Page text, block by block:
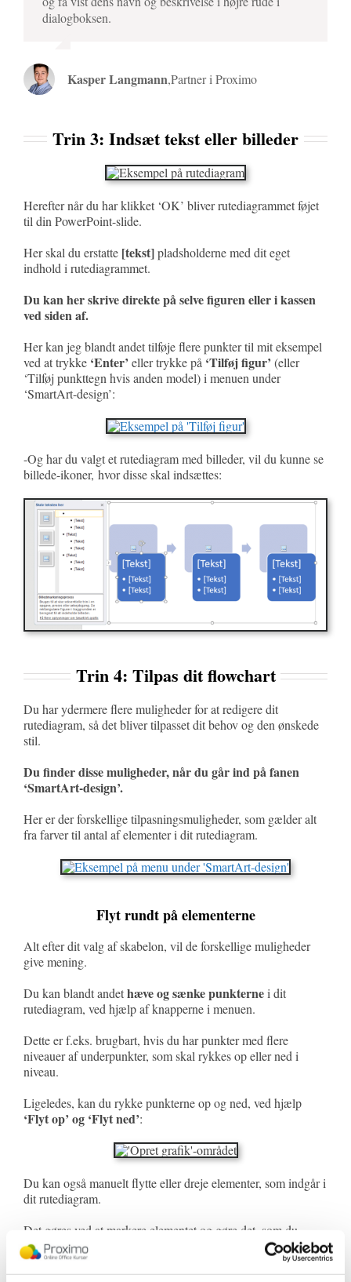
dialogboksen.
Kasper Langmann,Partner i Proximo
Trin 3: Indsæt tekst eller billeder
Herefter når du har klikket ‘OK’ bliver rutediagrammet føjet
til din PowerPoint-slide.
Her skal du erstatte [tekst]pladsholderne med dit eget
indhold i rutediagrammet.
Du kan her skrive direkte på selve figuren eller i kassen
ved siden af.
Her kan jeg blandt andet tilføje flere punkter til mit eksempel
ved at trykke ‘Enter’ eller trykke på ‘Tilføj figur’ (eller
‘Tilføj punkttegn hvis anden model) i menuen under
‘SmartArt-design’:
-Og har du valgt et rutediagram med billeder, vil du kunne se
billede-ikoner, hvor disse skal indsættes:
Trin 4: Tilpas dit flowchart
Du har ydermere flere muligheder for at redigere dit
rutediagram, så det bliver tilpasset dit behov og den ønskede
stil.
Du finder disse muligheder, når du går ind på fanen
‘SmartArt-design’.
Her er der forskellige tilpasningsmuligheder, som gælder alt
fra farver til antal af elementer i dit rutediagram.
Flyt rundt på elementerne
Alt efter dit valg af skabelon, vil de forskellige muligheder
give mening.
Du kan blandt andethæve og sænke punkternei dit
rutediagram, ved hjælp af knapperne i menuen.
Dette er f.eks. brugbart, hvis du har punkter med flere
niveauer af underpunkter, som skal rykkes op eller ned i
niveau.
Ligeledes, kan du rykke punkterne op og ned, ved hjælp
‘Flyt op’ og ‘Flyt ned’:
Du kan også manuelt flytte eller dreje elementer, som indgår i
dit rutediagram.
Det gøres ved at markere elementet og gøre det, som du
ønsker.
Eksempelvis dreje denne pil: